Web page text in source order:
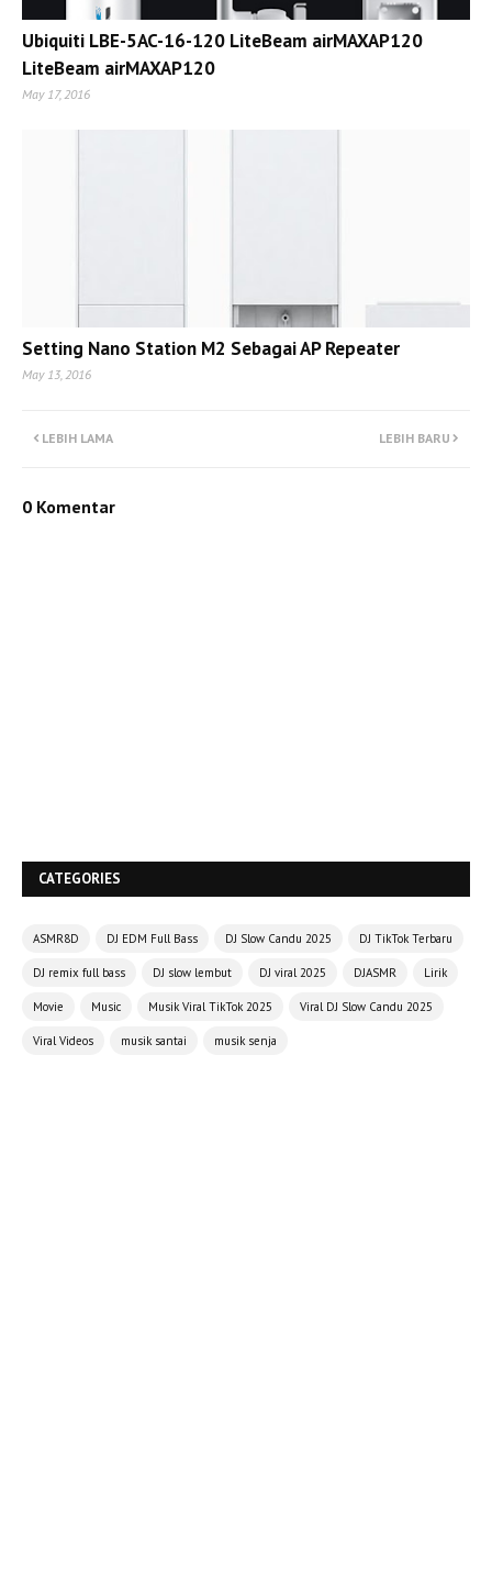
Ubiquiti LBE-5AC-16-120 LiteBeam airMAXAP120
LiteBeam airMAXAP120
May 17, 2016
Setting Nano Station M2 Sebagai AP Repeater
May 13, 2016
LEBIH BARU
LEBIH LAMA
0 Komentar
CATEGORIES
ASMR8D DJ EDM Full Bass DJ Slow Candu 2025 DJ TikTok Terbaru
DJ remix full bass DJ slow lembut DJ viral 2025 DJASMR Lirik
Movie Music Musik Viral TikTok 2025 Viral DJ Slow Candu 2025
Viral Videos musik santai musik senja